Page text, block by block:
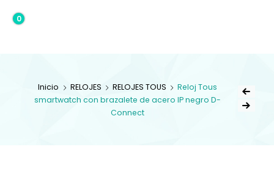
0,00€
0
Inicio RELOJES RELOJES TOUS
Reloj Tous
smartwatch con brazalete de acero IP negro D-
Connect